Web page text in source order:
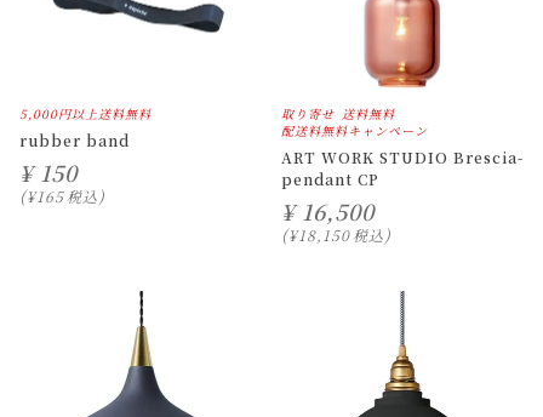
5,000円以上送料無料
rubber band
¥ 150
¥165税込
取り寄せ 送料無料
配送料無料キャンペーン
ART WORK STUDIO Brescia-
pendant CP
¥ 16,500
¥18,150税込